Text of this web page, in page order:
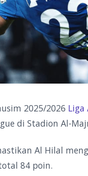
2025/2026 Liga
di Stadion Al-
Al Hilal
84 poin.